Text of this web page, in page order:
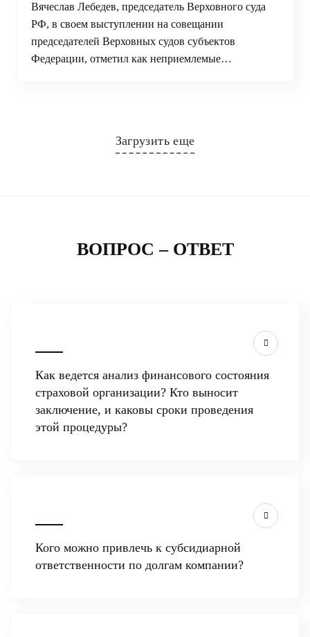
Вячеслав Лебедев, председатель Верховного суда
РФ, в своем выступлении на совещании
председателей Верховных судов субъектов
Федерации, отметил как неприемлемые…
Загрузить еще
ВОПРОС – ОТВЕТ
Как ведется анализ финансового состояния
страховой организации? Кто выносит
заключение, и каковы сроки проведения
этой процедуры?
Кого можно привлечь к субсидиарной
ответственности по долгам компании?